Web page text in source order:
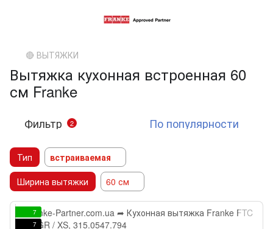
🔴 ВЫТЯЖКИ
Вытяжка кухонная встроенная 60
см Franke
Фильтр 2 По популярности
Тип
встраиваемая
Ширина вытяжки
60 см
7
7